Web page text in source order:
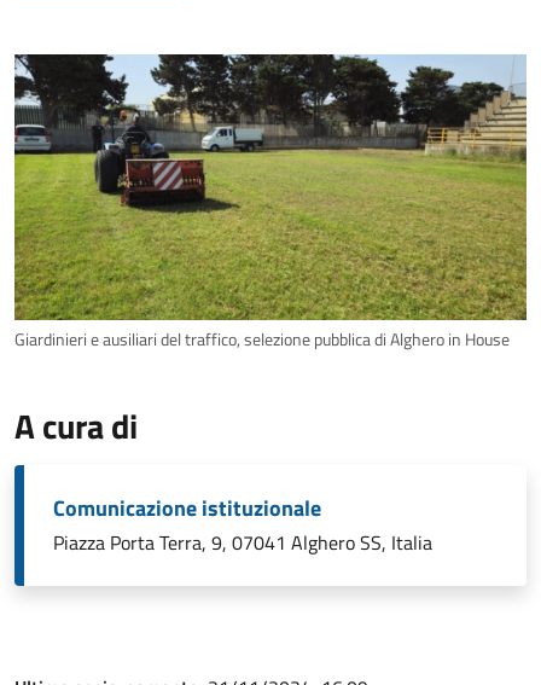
Giardinieri e ausiliari del traffico, selezione pubblica di Alghero in House
A cura di
Comunicazione istituzionale
Piazza Porta Terra, 9, 07041 Alghero SS, Italia